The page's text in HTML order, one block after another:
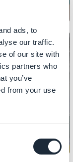
ads, to
our traffic.
of our site with
partners who
you’ve
from your use
Clientes